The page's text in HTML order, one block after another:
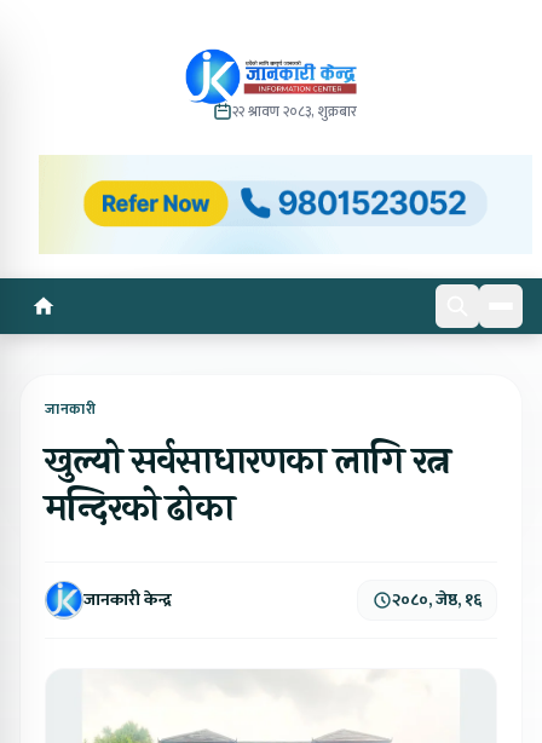
२२ श्रावण २०८३, शुक्रबार
जानकारी
खुल्यो सर्वसाधारणका लागि रत्न
मन्दिरको ढोका
जानकारी केन्द्र २०८०, जेष्ठ, १६